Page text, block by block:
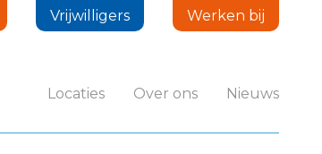
Vrijwilligers Werken bij
Locaties Over ons Nieuws